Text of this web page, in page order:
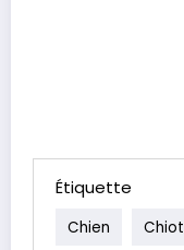
Étiquette
Chien Chiot